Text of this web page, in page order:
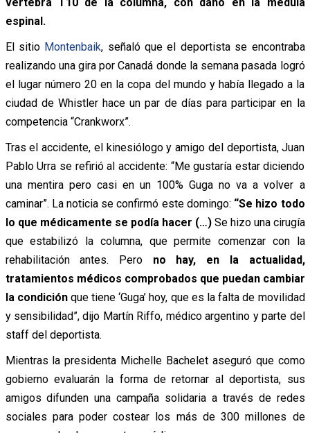
espinal.
El sitio Montenbaik, señaló que el deportista se encontraba
realizando una gira por Canadá donde la semana pasada logró
el lugar número 20 en la copa del mundo y había llegado a la
ciudad de Whistler hace un par de días para participar en la
competencia “Crankworx”.
Tras el accidente, el kinesiólogo y amigo del deportista, Juan
Pablo Urra se refirió al accidente: “Me gustaría estar diciendo
una mentira pero casi en un 100% Guga no va a volver a
caminar”. La noticia se confirmó este domingo: “Se hizo todo
lo que médicamente se podía hacer (…) Se hizo una cirugía
que estabilizó la columna, que permite comenzar con la
rehabilitación antes. Pero no hay, en la actualidad,
tratamientos médicos comprobados que puedan cambiar
la condición que tiene ‘Guga’ hoy, que es la falta de movilidad
y sensibilidad”, dijo Martín Riffo, médico argentino y parte del
staff del deportista.
Mientras la presidenta Michelle Bachelet aseguró que como
gobierno evaluarán la forma de retornar al deportista, sus
amigos difunden una campaña solidaria a través de redes
sociales para poder costear los más de 300 millones de